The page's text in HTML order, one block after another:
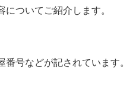
ついてご紹介します。
号などが記されています。